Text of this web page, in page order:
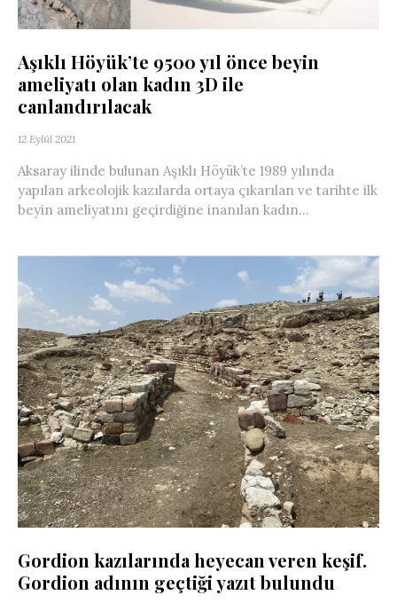
Aşıklı Höyük’te 9500 yıl önce beyin
ameliyatı olan kadın 3D ile
canlandırılacak
12 Eylül 2021
Aksaray ilinde bulunan Aşıklı Höyük’te 1989 yılında
yapılan arkeolojik kazılarda ortaya çıkarılan ve tarihte ilk
beyin ameliyatını geçirdiğine inanılan kadın...
Gordion kazılarında heyecan veren keşif.
Gordion adının geçtiği yazıt bulundu